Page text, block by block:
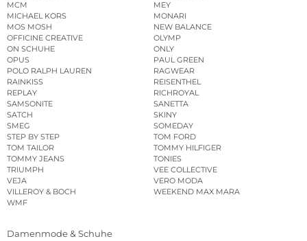
MCM
MEY
MICHAEL KORS
MONARI
MOS MOSH
NEW BALANCE
OFFICINE CREATIVE
OLYMP
ON SCHUHE
ONLY
OPUS
PAUL GREEN
POLO RALPH LAUREN
RAGWEAR
RAINKISS
REISENTHEL
REPLAY
RICHROYAL
SAMSONITE
SANETTA
SATCH
SKINY
SMEG
SOMEDAY
STEP BY STEP
TOM FORD
TOM TAILOR
TOMMY HILFIGER
TOMMY JEANS
TONIES
TRIUMPH
VEE COLLECTIVE
VEJA
VERO MODA
VILLEROY & BOCH
WEEKEND MAX MARA
WMF
Damenmode & Schuhe